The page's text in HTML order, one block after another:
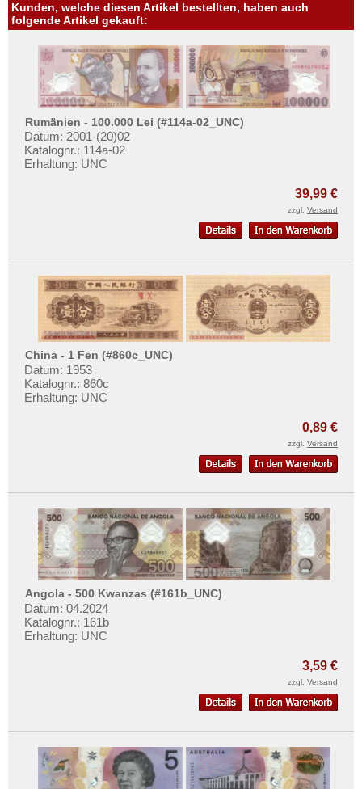
Kunden, welche diesen Artikel bestellten, haben auch
folgende Artikel gekauft:
Rumänien - 100.000 Lei (#114a-02_UNC)
Datum: 2001-(20)02
Katalognr.: 114a-02
Erhaltung: UNC
39,99 €
zzgl. Versand
China - 1 Fen (#860c_UNC)
Datum: 1953
Katalognr.: 860c
Erhaltung: UNC
0,89 €
zzgl. Versand
Angola - 500 Kwanzas (#161b_UNC)
Datum: 04.2024
Katalognr.: 161b
Erhaltung: UNC
3,59 €
zzgl. Versand